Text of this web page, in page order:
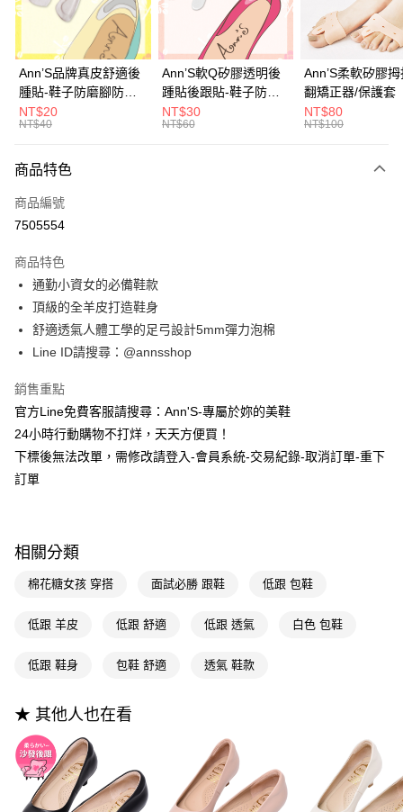
華南商業銀行
彰化商業銀行
上海商業儲蓄銀行
台北富邦商業銀行
國泰世華商業銀行
兆豐國際商業銀行
臺灣中小企業銀行
台中商業銀行
匯豐（台灣）商業銀行
華泰商業銀行
聯邦商業銀行
遠東國際商業銀行
元大商業銀行
台灣樂天信用卡公司
合作金庫商業銀行
第一商業銀行
華南商業銀行
彰化商業銀行
上海商業儲蓄銀行
台北富邦商業銀行
國泰世華商業銀行
兆豐國際商業銀行
臺灣中小企業銀行
台中商業銀行
匯豐（台灣）商業銀行
聯邦商業銀行
玉山商業銀行
台灣樂天信用卡公司
購物金
超商取貨付款
LINE Pay
Apple Pay
Google Pay
全支付
大哥付你分期
相關說明
【大哥付你分期使用說明】
1.本服務由台灣大哥大提供，台灣大哥大用戶可立即使用無須另外申請。
2.付款方式選擇「大哥付你分期」，訂單成立後會自動跳轉到大哥付的交易
成交易。
3.實際核准額度、可分期數及費用金額請依後續交易確認頁面所載為準。
4.訂單成立30分鐘內，如未前往確認交易或遇審核未通過，訂單將自動取
消。如遇「轉專審核」未通過狀況，表示未達大哥付你分期系統評分，恕無
法說明評估內容。
【繳款方式說明】
1.本服務係由「台灣大哥大股份有限公司」（以下簡稱本公司）所提供，讓
買賣價金債權讓與本公司後，依約使用本公司帳單繳交帳款。
由本公司與您本人進行分期帳單所需資料之確認、核對及更正。
【關於「AFTEE先享後付」】
便利好安心！
１．簡單：不需註冊會員、不需綁卡、不需儲值。
２．便利：只要手機號碼，簡訊認證，即可結帳。
３．安心：先確認商品／服務後，再付款。
２．訂單成立數日內，您將收到繳費通知簡訊。
３．收到繳費通知簡訊後14天內，點擊此簡訊中的連結，可透過四大超商／
ATM／網路銀行／等多元方式進行付款，方視為交易完成。
後付繳納相關費用。
是否繳費成功／繳費後需取消欲退款等相關疑問，請聯繫「AFTEE先享後付
【注意事項】
１．透過由恩沛科技股份有限公司提供之「AFTEE先享後付」服務完成之交
易，需依本服務之必要範圍內提供個人資料，並將交易相關給付款項請求債
權轉讓予恩沛科技股份有限公司。
２．關於個人資料處理事宜，請瀏覽以下網址：
https://aftee.tw/terms/#terms3
３．未成年的使用者請事先徵得法定代理人或監護人之同意方可使用
ATM付款
運送方式
全家付款取貨
每筆NT$100，滿NT$999(含以上)免運費
萊爾富付款取貨
每筆NT$100，滿NT$999(含以上)免運費
每筆NT$100，滿NT$999(含以上)免運費
付款後7-11取貨
每筆NT$100，滿NT$999(含以上)免運費
Ann’S品牌真皮舒適後
腫貼-鞋子防磨腳防掉
跟大半號專用
NT$20
NT$40
Ann’S軟Q矽膠透明後
踵貼後跟貼-鞋子防磨
腳防掉跟大半號專用
NT$30
NT$60
Ann’S柔軟矽膠
翻矯正器/保護套
NT$80
NT$100
商品特色
商品編號
7505554
商品特色
通勤小資女的必備鞋款
頂級的全羊皮打造鞋身
舒適透氣人體工學的足弓設計5mm彈力泡棉
Line ID請搜尋：@annsshop
銷售重點
官方Line免費客服請搜尋：Ann'S-專屬於妳的美鞋
24小時行動購物不打烊，天天方便買！
下標後無法改單，需修改請登入-會員系統-交易紀錄-取消訂單-重下
訂單
相關分類
棉花糖女孩 穿搭 面試必勝 跟鞋 低跟 包鞋
低跟 羊皮 低跟 舒適 低跟 透氣 白色 包鞋
低跟 鞋身 包鞋 舒適 透氣 鞋款
★ 其他人也在看